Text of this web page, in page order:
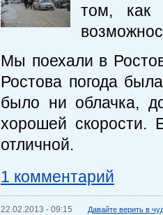
том,
Мы поехали в
Ростова погода
было ни облачка,
хорошей скорости.
отличной.
1 комментарий
22.02.2013 - 09:15 Давайте верить в